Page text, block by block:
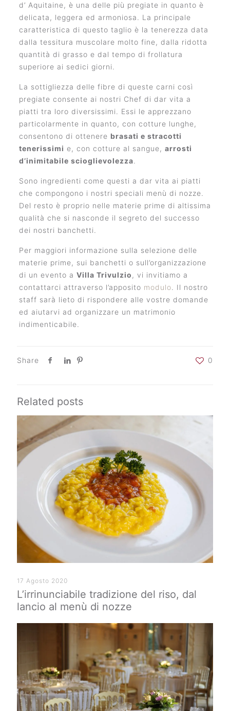
d’ Aquitaine, è una delle più pregiate in quanto è
delicata, leggera ed armoniosa. La principale
caratteristica di questo taglio è la tenerezza data
dalla tessitura muscolare molto fine, dalla ridotta
quantità di grasso e dal tempo di frollatura
superiore ai sedici giorni.
La sottigliezza delle fibre di queste carni così
pregiate consente ai nostri Chef di dar vita a
piatti tra loro diversissimi. Essi le apprezzano
particolarmente in quanto, con cotture lunghe,
consentono di ottenere brasati e stracotti
tenerissimi e, con cotture al sangue, arrosti
d’inimitabile scioglievolezza.
Sono ingredienti come questi a dar vita ai piatti
che compongono i nostri speciali menù di nozze.
Del resto è proprio nelle materie prime di altissima
qualità che si nasconde il segreto del successo
dei nostri banchetti.
Per maggiori informazione sulla selezione delle
materie prime, sui banchetti o sull’organizzazione
di un evento a Villa Trivulzio , vi invitiamo a
contattarci attraverso l’apposito modulo. Il nostro
staff sarà lieto di rispondere alle vostre domande
ed aiutarvi ad organizzare un matrimonio
indimenticabile.
Share 0
Related posts
17 Agosto 2020
L’irrinunciabile tradizione del riso, dal
lancio al menù di nozze